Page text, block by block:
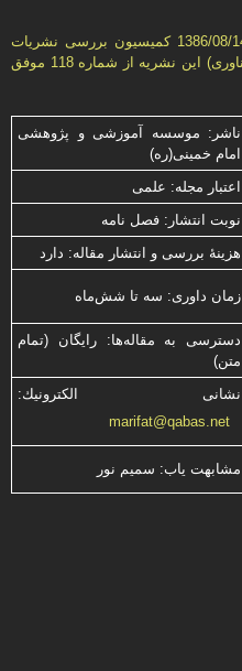
بر اساس مجوز شماره 6776/3 مورخ 1386/08/14 كمیسیون بررسى نشریات
علمى كشور (وزارت علوم، تحقیقات و فناورى) این نشریه از شماره 118 موفق
ناشر: موسسه آموزشی و پژوهشی
امام خمینی(ره)
اعتبار مجله: علمی
نوبت انتشار: فصل نامه
هزینۀ بررسی و انتشار مقاله: دارد
زمان داوری: سه تا شش‌ماه
دسترسی به مقاله‌ها: رایگان (تمام
متن)
نشانی الكترونیك:
marifat@qabas.net
مشابهت ياب: سميم نور